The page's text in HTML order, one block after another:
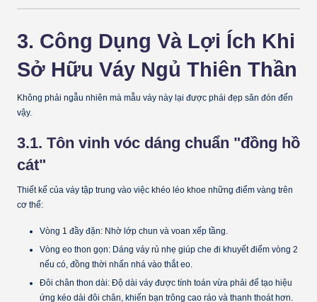
3. Công Dụng Và Lợi Ích Khi
Sở Hữu Váy Ngủ Thiên Thần
Không phải ngẫu nhiên mà mẫu váy này lại được phái đẹp săn đón đến
vậy.
3.1. Tôn vinh vóc dáng chuẩn "đồng hồ
cát"
Thiết kế của váy tập trung vào việc khéo léo khoe những điểm vàng trên
cơ thể:
Vòng 1 đầy đặn: Nhờ lớp chun và voan xếp tầng.
Vòng eo thon gọn: Dáng váy rủ nhẹ giúp che đi khuyết điểm vòng 2
nếu có, đồng thời nhấn nhá vào thắt eo.
Đôi chân thon dài: Độ dài váy được tính toán vừa phải để tạo hiệu
ứng kéo dài đôi chân, khiến bạn trông cao ráo và thanh thoát hơn.